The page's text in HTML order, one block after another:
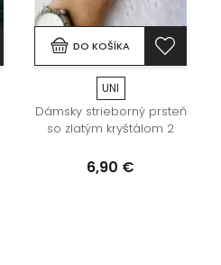
DO KOŠÍKA
UNI
Dámsky strieborný prsteň
so zlatým kryštálom 2
6,90 €